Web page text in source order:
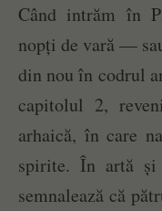
Când intrăm în
nopți de vară —
din nou în codrul
capitolul 2,
arhaică, în care
spirite. În artă și
semnalează că